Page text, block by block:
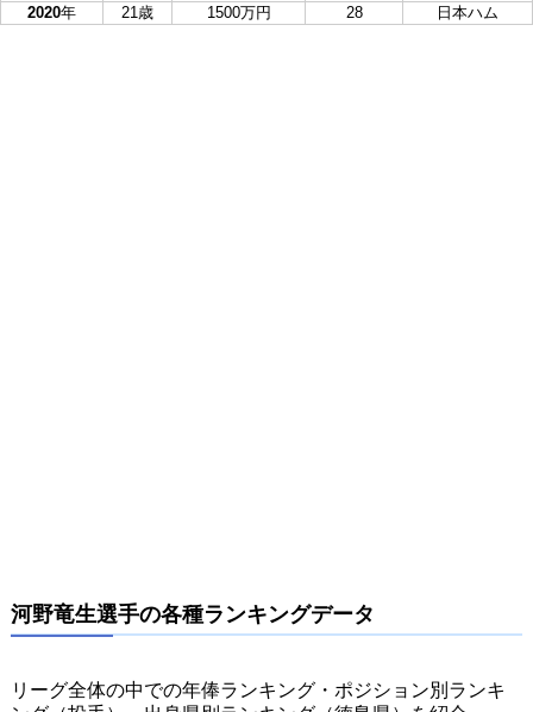
2020年 21歳 1500万円 28 日本ハム
河野竜生選手の各種ランキングデータ
リーグ全体の中での年俸ランキング・ポジション別ランキ